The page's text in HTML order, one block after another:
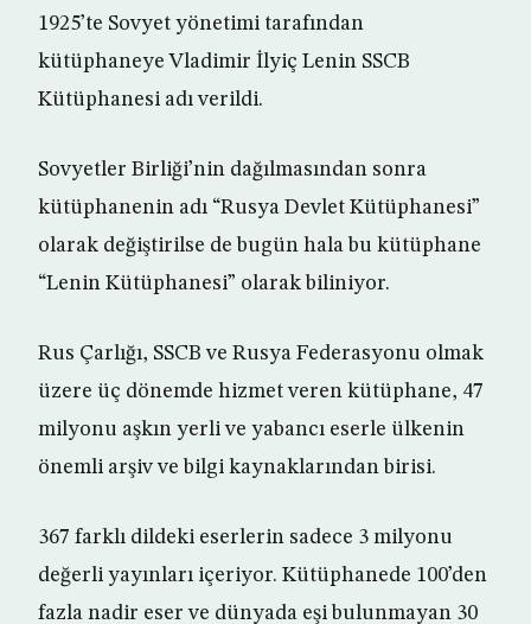
1925’te Sovyet yönetimi tarafından
kütüphaneye Vladimir İlyiç Lenin SSCB
Kütüphanesi adı verildi.
Sovyetler Birliği’nin dağılmasından sonra
kütüphanenin adı “Rusya Devlet Kütüphanesi”
olarak değiştirilse de bugün hala bu kütüphane
“Lenin Kütüphanesi” olarak biliniyor.
Rus Çarlığı, SSCB ve Rusya Federasyonu olmak
üzere üç dönemde hizmet veren kütüphane, 47
milyonu aşkın yerli ve yabancı eserle ülkenin
önemli arşiv ve bilgi kaynaklarından birisi.
367 farklı dildeki eserlerin sadece 3 milyonu
değerli yayınları içeriyor. Kütüphanede 100’den
fazla nadir eser ve dünyada eşi bulunmayan 30